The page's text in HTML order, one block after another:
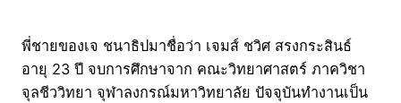
พี่ชายของเจ ชนาธิปมาชื่อว่า เจมส์ ชวิศ สรงกระสินธ์
อายุ 23 ปี จบการศึกษาจาก คณะวิทยาศาสตร์ ภาควิชา
จุลชีววิทยา จุฬาลงกรณ์มหาวิทยาลัย ปัจจุบันทำงานเป็น